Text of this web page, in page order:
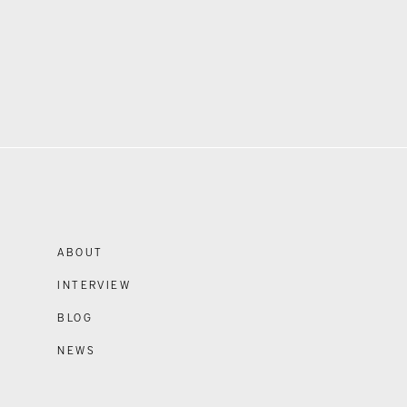
ABOUT
INTERVIEW
BLOG
NEWS